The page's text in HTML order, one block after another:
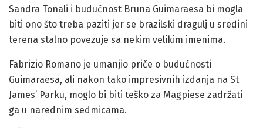
Sandra Tonali i budućnost Bruna Guimaraesa bi mogla
biti ono što treba paziti jer se brazilski dragulj u sredini
terena stalno povezuje sa nekim velikim imenima.
Fabrizio Romano je umanjio priče o budućnosti
Guimaraesa, ali nakon tako impresivnih izdanja na St
James’ Parku, moglo bi biti teško za Magpiese zadržati
ga u narednim sedmicama.